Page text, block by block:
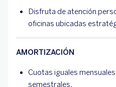
Disfruta de atención
oficinas ubicadas
AMORTIZACIÓN
Cuotas iguales
semestrales.